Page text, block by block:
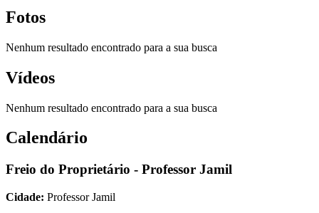
Fotos
Nenhum resultado encontrado para a sua busca
Vídeos
Nenhum resultado encontrado para a sua busca
Calendário
Freio do Proprietário - Professor Jamil
Cidade: Professor Jamil